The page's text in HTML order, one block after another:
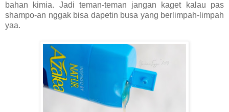
bahan kimia. Jadi teman-teman jangan kaget kalau pas
shampo-an nggak bisa dapetin busa yang berlimpah-limpah
yaa.